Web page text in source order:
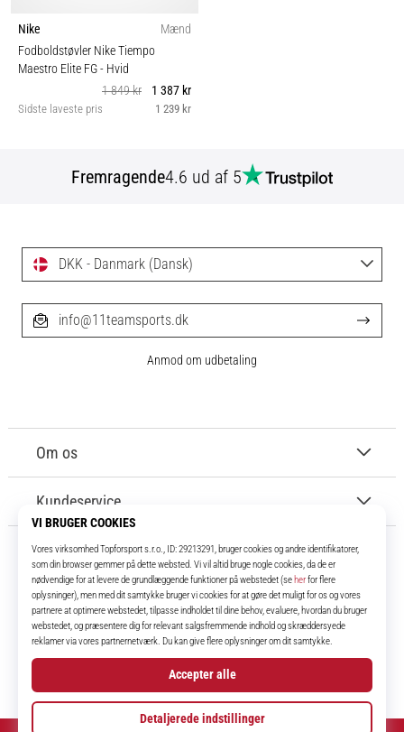
Nike
Mænd
Fodboldstøvler Nike Tiempo
Maestro Elite FG- Hvid
1 849 kr
1 387 kr
Sidste laveste pris 1 239 kr
Fremragende4.6 ud af 5
11teamsports.dk
I over 16 år har vi været dine holdkammerater og bringer dig de bedste og
nyeste fodboldprodukter.
Instagram
Om os
Kundeservice
DKK - Danmark (Dansk)
info@11teamsports.dk
Anmod om udbetaling